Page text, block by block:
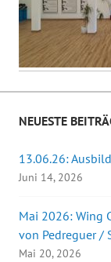
NEUESTE
13.06.26:
Juni 14, 2026
Mai 2026: Wing
von Pedreguer /
Mai 20, 2026